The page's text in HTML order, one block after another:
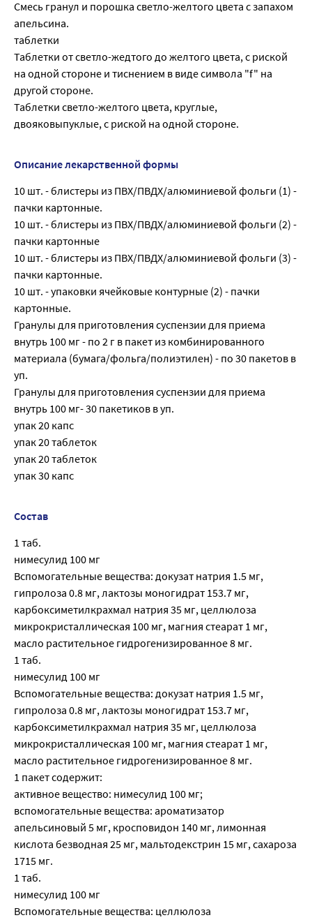
Смесь гранул и порошка светло-желтого цвета с запахом
апельсина.
таблетки
Таблетки от светло-жедтого до желтого цвета, с риской
на одной стороне и тиснением в виде символа "f" на
другой стороне.
Таблетки светло-желтого цвета, круглые,
двояковыпуклые, с риской на одной стороне.
Описание лекарственной формы
10 шт. - блистеры из ПВХ/ПВДХ/алюминиевой фольги (1) -
пачки картонные.
10 шт. - блистеры из ПВХ/ПВДХ/алюминиевой фольги (2) -
пачки картонные
10 шт. - блистеры из ПВХ/ПВДХ/алюминиевой фольги (3) -
пачки картонные.
10 шт. - упаковки ячейковые контурные (2) - пачки
картонные.
Гранулы для приготовления суспензии для приема
внутрь 100 мг - по 2 г в пакет из комбинированного
материала (бумага/фольга/полиэтилен) - по 30 пакетов в
уп.
Гранулы для приготовления суспензии для приема
внутрь 100 мг- 30 пакетиков в уп.
упак 20 капс
упак 20 таблеток
упак 20 таблеток
упак 30 капс
Состав
1 таб.
нимесулид 100 мг
Вспомогательные вещества: докузат натрия 1.5 мг,
гипролоза 0.8 мг, лактозы моногидрат 153.7 мг,
карбоксиметилкрахмал натрия 35 мг, целлюлоза
микрокристаллическая 100 мг, магния стеарат 1 мг,
масло растительное гидрогенизированное 8 мг.
1 таб.
нимесулид 100 мг
Вспомогательные вещества: докузат натрия 1.5 мг,
гипролоза 0.8 мг, лактозы моногидрат 153.7 мг,
карбоксиметилкрахмал натрия 35 мг, целлюлоза
микрокристаллическая 100 мг, магния стеарат 1 мг,
масло растительное гидрогенизированное 8 мг.
1 пакет содержит:
активное вещество: нимесулид 100 мг;
вспомогательные вещества: ароматизатор
апельсиновый 5 мг, кросповидон 140 мг, лимонная
кислота безводная 25 мг, мальтодекстрин 15 мг, сахароза
1715 мг.
1 таб.
нимесулид 100 мг
Вспомогательные вещества: целлюлоза